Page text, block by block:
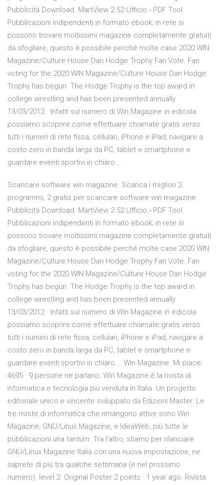
Pubblicità Download. MartView 2.52 Ufficio › PDF Tool.
Pubblicazioni indipendenti in formato ebook; in rete si
possono trovare moltissimi magazine completamente gratuiti
da sfogliare, questo è possibile perché molte case 2020 WIN
Magazine/Culture House Dan Hodge Trophy Fan Vote. Fan
voting for the 2020 WIN Magazine/Culture House Dan Hodge
Trophy has begun. The Hodge Trophy is the top award in
college wrestling and has been presented annually
13/03/2012 · Infatti sul numero di Win Magazine in edicola
possiamo scoprire come effettuare chiamate gratis verso
tutti i numeri di rete fissa, cellulari, iPhone e iPad, navigare a
costo zero in banda larga da PC, tablet e smartphone e
guardare eventi sportivi in chiaro …
Scaricare software win magazine. Scarica i migliori 2
programmi, 2 gratis per scaricare software win magazine.
Pubblicità Download. MartView 2.52 Ufficio › PDF Tool.
Pubblicazioni indipendenti in formato ebook; in rete si
possono trovare moltissimi magazine completamente gratuiti
da sfogliare, questo è possibile perché molte case 2020 WIN
Magazine/Culture House Dan Hodge Trophy Fan Vote. Fan
voting for the 2020 WIN Magazine/Culture House Dan Hodge
Trophy has begun. The Hodge Trophy is the top award in
college wrestling and has been presented annually
13/03/2012 · Infatti sul numero di Win Magazine in edicola
possiamo scoprire come effettuare chiamate gratis verso
tutti i numeri di rete fissa, cellulari, iPhone e iPad, navigare a
costo zero in banda larga da PC, tablet e smartphone e
guardare eventi sportivi in chiaro … Win Magazine. Mi piace:
4695 · 9 persone ne parlano. Win Magazine è la rivista di
informatica e tecnologia più venduta in Italia. Un progetto
editoriale unico e vincente sviluppato da Edizioni Master. Le
tre riviste di informatica che rimangono attive sono Win
Magazine, GNU/Linux Magazine, e IdeaWeb, più tutte le
pubblicazioni una tantum. Tra l'altro, stiamo per rilanciare
GNU/Linux Magazine Italia con una nuova impostazione, ne
saprete di più tra qualche settimana (e nel prossimo
numero). level 2. Original Poster 2 points · 1 year ago. Rivista